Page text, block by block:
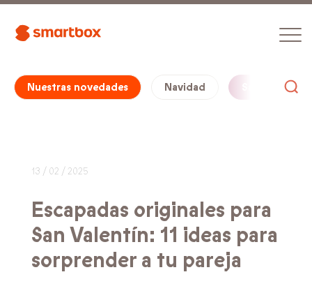
Nuestras novedades Navidad San Valentín
13 / 02 / 2025
Escapadas originales para
San Valentín: 11 ideas para
sorprender a tu pareja